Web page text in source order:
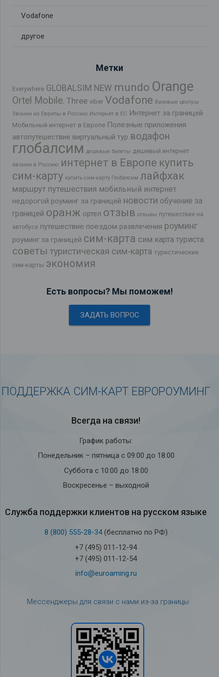
Vodafone
другое
Метки
Everywhere GLOBALSIM NEW mundo Orange
Ortel Mobile. Three viber Vodafone Визовые центры
Звонки из Европы в Россию Интернет в ЕС Интернет за границей
Мобильный интернет в Европе Полезные приложения
автопутешествие виртуальный тур водафон
глобалсим дешевые билеты дешевый интернет
звонки в Россию интернет в Европе купить
сим-карту купить сим-карту Глобалсим лайфхак
маршрут путешествия мобильный интернет
недорогой роуминг за границей новости обучение за
границей оранж ортел отзыв отзывы путешествие на
автобусе путешествие поездом развлечения роуминг
роуминг за границей сим-карта сим карта туриста
советы туристическая сим-карта туристические
сим-карты экономия
Есть вопросы? Мы поможем!
ЗАДАТЬ ВОПРОС
ПОДДЕРЖКА СИМ-КАРТ ЕВРОРОУМИНГ
Всегда на связи!
График работы:
Понедельник – пятница с 09:00 до 18:00
Суббота с 10:00 до 18:00
Воскресенье – выходной
Служба под­держки кли­ен­тов на рус­ском языке
8 (800) 555-28-34(бесплатно по РФ)
+7 (495) 011-12-94
+7 (495) 011-12-54
info@euroaming.ru
Мессенджеры для связи с нами из-за границы